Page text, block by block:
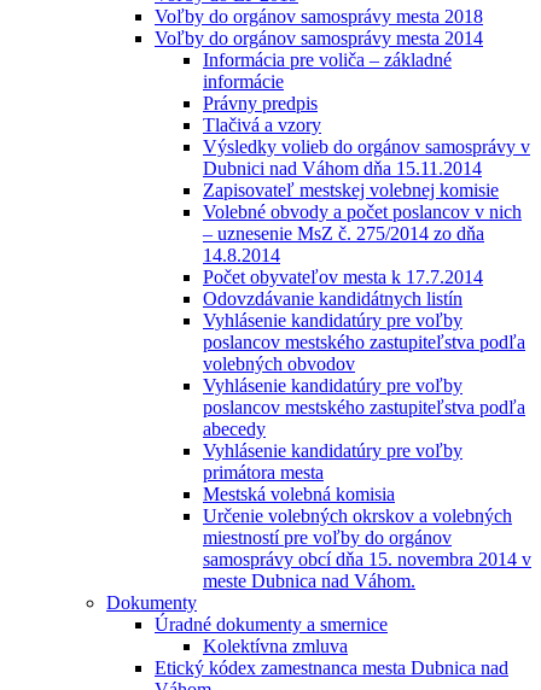
Voľby do orgánov samosprávy mesta 2018
Voľby do orgánov samosprávy mesta 2014
Informácia pre voliča – základné
informácie
Právny predpis
Tlačivá a vzory
Výsledky volieb do orgánov samosprávy v
Dubnici nad Váhom dňa 15.11.2014
Zapisovateľ mestskej volebnej komisie
Volebné obvody a počet poslancov v nich
– uznesenie MsZ č. 275/2014 zo dňa
14.8.2014
Počet obyvateľov mesta k 17.7.2014
Odovzdávanie kandidátnych listín
Vyhlásenie kandidatúry pre voľby
poslancov mestského zastupiteľstva podľa
volebných obvodov
Vyhlásenie kandidatúry pre voľby
poslancov mestského zastupiteľstva podľa
abecedy
Vyhlásenie kandidatúry pre voľby
primátora mesta
Mestská volebná komisia
Určenie volebných okrskov a volebných
miestností pre voľby do orgánov
samosprávy obcí dňa 15. novembra 2014 v
meste Dubnica nad Váhom.
Dokumenty
Úradné dokumenty a smernice
Kolektívna zmluva
Etický kódex zamestnanca mesta Dubnica nad